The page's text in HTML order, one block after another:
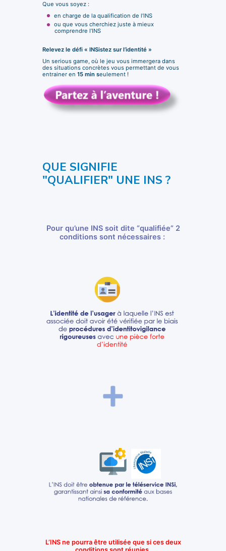
Que vous soyez :
en charge de la qualification de l’INS
ou que vous cherchiez juste à mieux
comprendre l’INS
Relevez le défi « INSistez sur l’identité »
Un serious game, où le jeu vous immergera dans
des situations concrètes vous permettant de vous
entrainer en 15 min seulement !
QUE SIGNIFIE
"QUALIFIER" UNE INS ?
Pour qu’une INS soit dite “qualifiée” 2
conditions sont nécessaires :
L’INS ne pourra être utilisée que si ces deux
conditions sont réunies.